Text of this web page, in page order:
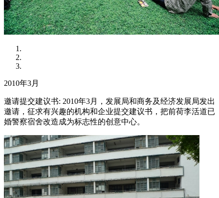
2010年3月
邀请提交建议书: 2010年3月，发展局和商务及经济发展局发出
邀请，征求有兴趣的机构和企业提交建议书，把前荷李活道已
婚警察宿舍改造成为标志性的创意中心。